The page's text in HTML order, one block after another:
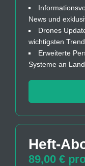
News und
Drones
wichtigsten
Erweiterte
Systeme an
Heft-
89,00 €